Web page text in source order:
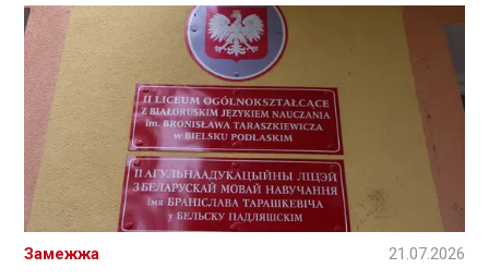
Замежжа 21.07.2026